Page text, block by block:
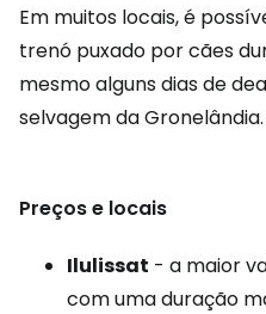
Em muitos locais, é
trenó puxado por cães
mesmo alguns dias de
selvagem da Gronelândia.
Preços e locais
Ilulissat - a maior
com uma duração